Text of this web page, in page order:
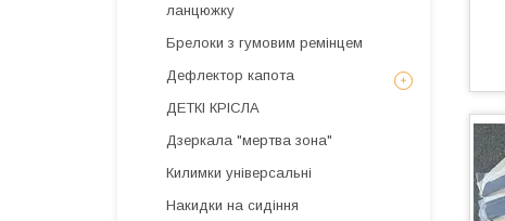
ланцюжку
Брелоки з гумовим ремінцем
Дефлектор капота
ДЕТКІ КРІСЛА
Дзеркала "мертва зона"
Килимки універсальні
Накидки на сидіння